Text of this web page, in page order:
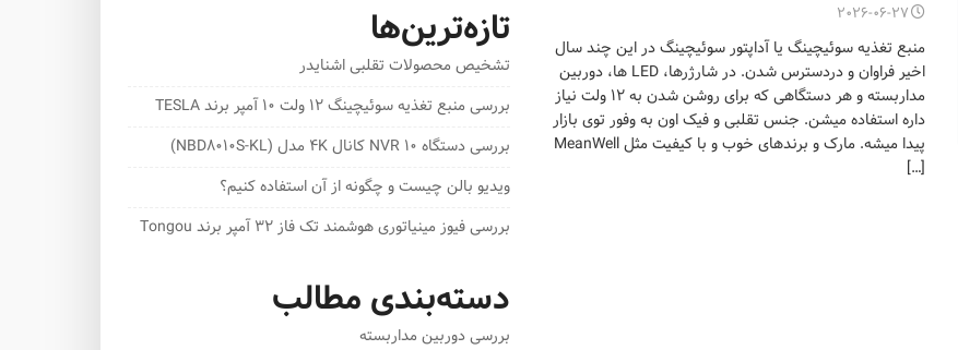
2026-06-27
منبع تغذیه سوئیچینگ یا آداپتور سوئیچینگ در این چند سال
اخیر فراوان و دردسترس شدن. در شارژرها، LED ها، دوربین
مداربسته و هر دستگاهی که برای روشن شدن به 12 ولت نیاز
داره استفاده میشن. جنس تقلبی و فیک اون به وفور توی بازار
پیدا میشه. مارک و برندهای خوب و با کیفیت مثل MeanWell
[…]
تازه‌ترین‌ها
تشخیص محصولات تقلبی اشنایدر
بررسی منبع تغذیه سوئیچینگ 12 ولت 10 آمپر برند TESLA
بررسی دستگاه NVR 10 کانال 4K مدل (NBD8010S-KL)
ویدیو بالن چیست و چگونه از آن استفاده کنیم؟
بررسی فیوز مینیاتوری هوشمند تک فاز 32 آمپر برند Tongou
دسته‌بندی مطالب
بررسی دوربین مداربسته